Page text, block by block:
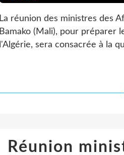
La réunion des ministres des
Bamako (Mali), pour préparer
l'Algérie, sera consacrée à la
Réunion